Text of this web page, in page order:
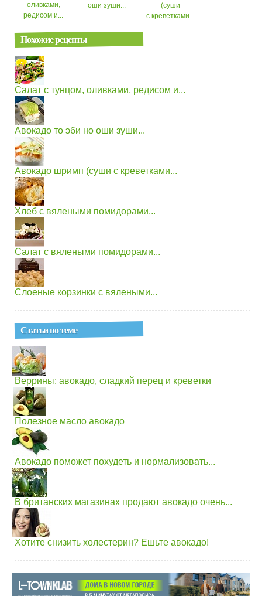
оливками,
редисом и...
оши зуши...
(суши
с креветками...
Похожие рецепты
Cалат с тунцом, оливками, редисом и...
Авокадо то эби но оши зуши...
Авокадо шримп (суши с креветками...
Хлеб с вялеными помидорами...
Салат с вялеными помидорами...
Слоеные корзинки с вялеными...
Статьи по теме
Веррины: авокадо, сладкий перец и креветки
Полезное масло авокадо
Авокадо поможет похудеть и нормализовать...
В британских магазинах продают авокадо очень...
Хотите снизить холестерин? Ешьте авокадо!